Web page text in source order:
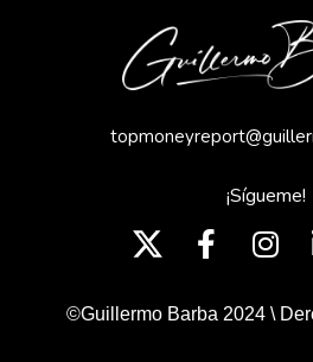
¡Sígueme!
©Guillermo Barba 2024 \